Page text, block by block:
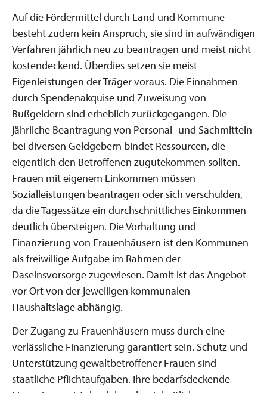
Auf die Fördermittel durch Land und Kommune
besteht zudem kein Anspruch, sie sind in aufwändigen
Verfahren jährlich neu zu beantragen und meist nicht
kostendeckend. Überdies setzen sie meist
Eigenleistungen der Träger voraus. Die Einnahmen
durch Spendenakquise und Zuweisung von
Bußgeldern sind erheblich zurückgegangen. Die
jährliche Beantragung von Personal- und Sachmitteln
bei diversen Geldgebern bindet Ressourcen, die
eigentlich den Betroffenen zugutekommen sollten.
Frauen mit eigenem Einkommen müssen
Sozialleistungen beantragen oder sich verschulden,
da die Tagessätze ein durchschnittliches Einkommen
deutlich übersteigen. Die Vorhaltung und
Finanzierung von Frauenhäusern ist den Kommunen
als freiwillige Aufgabe im Rahmen der
Daseinsvorsorge zugewiesen. Damit ist das Angebot
vor Ort von der jeweiligen kommunalen
Haushaltslage abhängig.
Der Zugang zu Frauenhäusern muss durch eine
verlässliche Finanzierung garantiert sein. Schutz und
Unterstützung gewaltbetroffener Frauen sind
staatliche Pflichtaufgaben. Ihre bedarfsdeckende